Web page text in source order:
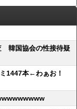
韓国協会の性接待疑
1447本←わぁお！